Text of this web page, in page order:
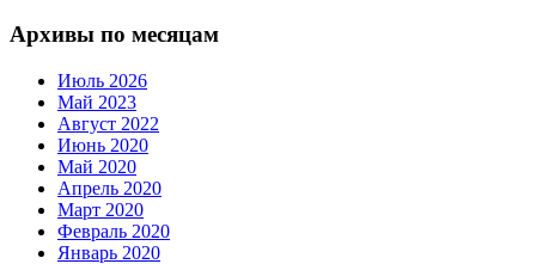
Архивы по месяцам
Июль 2026
Май 2023
Август 2022
Июнь 2020
Май 2020
Апрель 2020
Март 2020
Февраль 2020
Январь 2020